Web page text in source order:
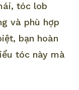
tóc lob
và phù hợp
bạn hoàn
tóc này mà